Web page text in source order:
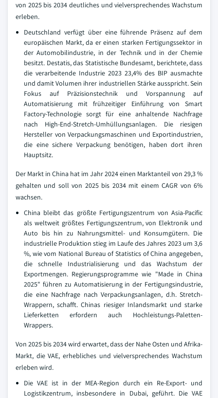
von 2025 bis 2034 deutliches und vielversprechendes Wachstum
erleben.
Deutschland verfügt über eine führende Präsenz auf dem
europäischen Markt, da er einen starken Fertigungssektor in
der Automobilindustrie, in der Technik und in der Chemie
besitzt. Destatis, das Statistische Bundesamt, berichtete, dass
die verarbeitende Industrie 2023 23,4% des BIP ausmachte
und damit Volumen ihrer industriellen Stärke ausspricht. Sein
Fokus auf Präzisionstechnik und Vorspannung auf
Automatisierung mit frühzeitiger Einführung von Smart
Factory-Technologie sorgt für eine anhaltende Nachfrage
nach High-End-Stretch-Umhüllungsanlagen. Die riesigen
Hersteller von Verpackungsmaschinen und Exportindustrien,
die eine sichere Verpackung benötigen, haben dort ihren
Hauptsitz.
Der Markt in China hat im Jahr 2024 einen Marktanteil von 29,3 %
gehalten und soll von 2025 bis 2034 mit einem CAGR von 6%
wachsen.
China bleibt das größte Fertigungszentrum von Asia-Pacific
als weltweit größtes Fertigungszentrum, von Elektronik und
Auto bis hin zu Nahrungsmittel- und Konsumgütern. Die
industrielle Produktion stieg im Laufe des Jahres 2023 um 3,6
%, wie vom National Bureau of Statistics of China angegeben,
die schnelle Industrialisierung und das Wachstum der
Exportmengen. Regierungsprogramme wie "Made in China
2025" führen zu Automatisierung in der Fertigungsindustrie,
die eine Nachfrage nach Verpackungsanlagen, d.h. Stretch-
Wrappern, schafft. Chinas riesiger Inlandsmarkt und starke
Lieferketten erfordern auch Hochleistungs-Paletten-
Wrappers.
Von 2025 bis 2034 wird erwartet, dass der Nahe Osten und Afrika-
Markt, die VAE, erhebliches und vielversprechendes Wachstum
erleben wird.
Die VAE ist in der MEA-Region durch ein Re-Export- und
Logistikzentrum, insbesondere in Dubai, geführt. Die VAE